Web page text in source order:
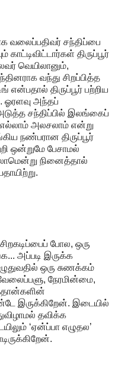
வலைப்பதிவர் சந்திப்பை
காட்டிவிட்டார்கள் திருப்பூர்
வெயிலானும்,
வந்து சிறப்பித்த
என்பதால் திருப்பூர் பற்றிய
ஓரளவு அந்தப்
அடுத்த சந்திப்பில் இலங்கைப்
அலசலாம் என்று
நண்பரான திருப்பூர்
ஒன்றுமே பேசாமல்
நினைத்தால்
போல, ஒரு
அப்படி இருக்க
ஒரு சுணக்கம்
நேரமின்மை,
இருக்கிறேன். இடையில்
தவிக்க
‘ஏன்ப்பா எழுதல’